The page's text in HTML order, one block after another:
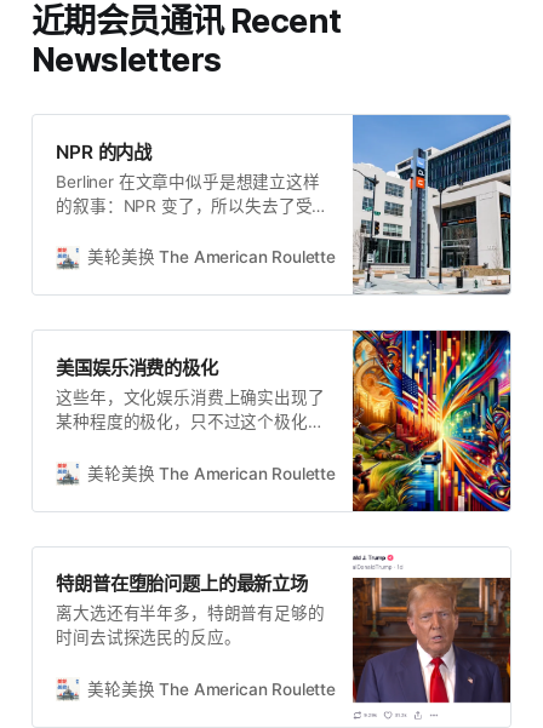
近期会员通讯 Recent
Newsletters
NPR 的内战
Berliner 在文章中似乎是想建立这样
的叙事：NPR 变了，所以失去了受众
供的解药也很简单，回归“客观公正”
美轮美换 The American Roulette 美轮美换
美国娱乐消费的极化
这些年，文化娱乐消费上确实出现了
某种程度的极化，只不过这个极化还
钱，就要争取尽可能多的观众。
美轮美换 The American Roulette Talich
特朗普在堕胎问题上的最新立场
离大选还有半年多，特朗普有足够的
时间去试探选民的反应。
美轮美换 The American Roulette Talich